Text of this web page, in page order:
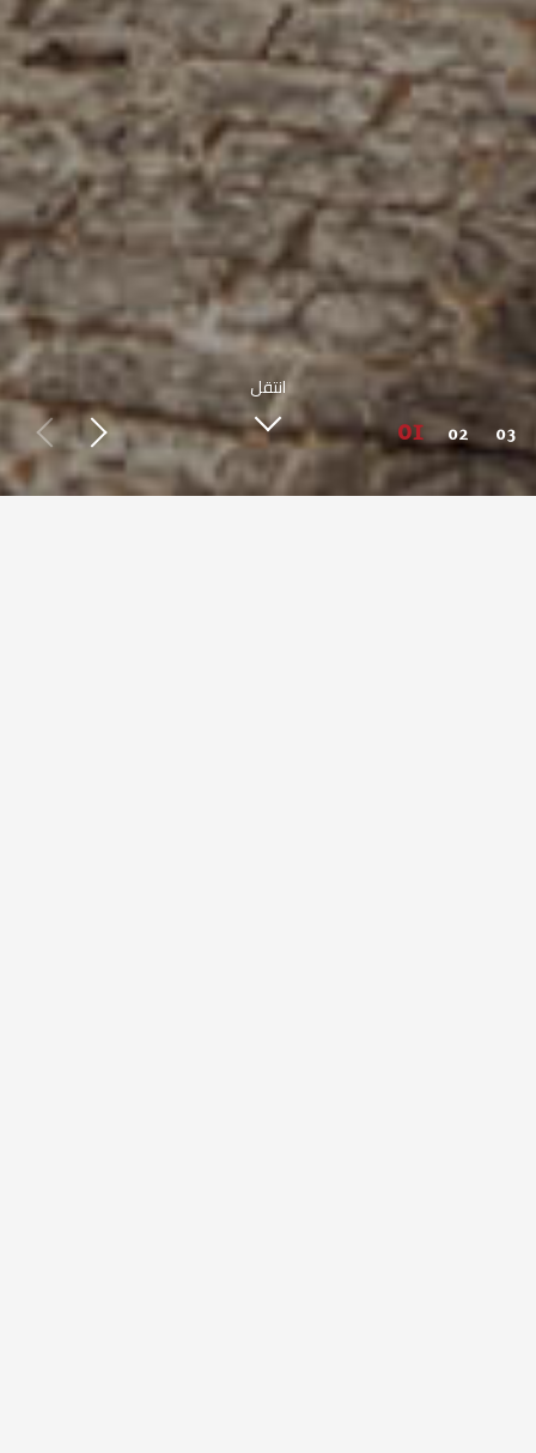
انتقل
INFO@SOBHYKABER.SA
+966 9200 13266
مطعم صبحي كابر
ENGLISH
|اللغة العربية
© حقوق النشر 2021 صبحي كابر. مدعوم من WAK INTERNATIONAL